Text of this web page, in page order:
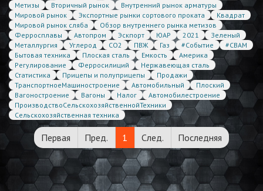
Метизы
Вторичный рынок
Внутренний рынок арматуры
Мировой рынок
Экспортные рынки сортового проката
Квадрат
Мировой рынок сляба
Обзор внутреннего рынка метизов
Ферросплавы
Автопром Эскпорт ЮАР 2021
Зеленый
Металлургия
Углерод CO2 ПВЖ Газ #Событие
#CBAM
Бытовая техника
Плоская сталь Емкость
Америка
Регулирование
Ферросилиций
Нержавеющая сталь
Статистика
Прицепы и полуприцепы
Продажи
ТранспортноеМашиностроение
Автомобильный
Плоский
Вагоностроение
Вагоны Налог
Автомобилестроение
ПроизводствоСельскохозяйственнойТехники
Сельскохозяйственная техника
Первая Пред. 1 След. Последняя